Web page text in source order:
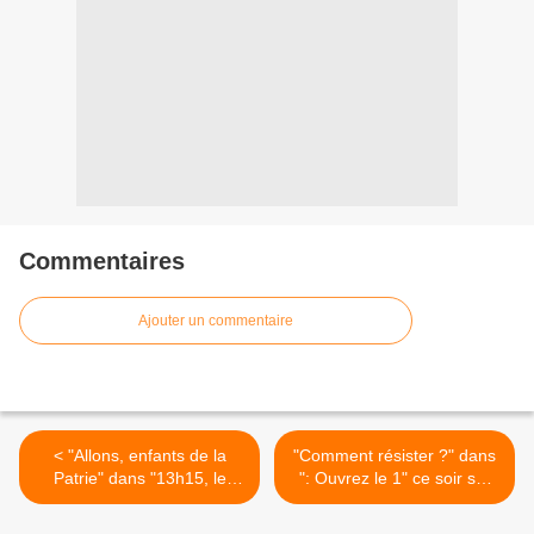
Commentaires
Ajouter un commentaire
< "Allons, enfants de la
Patrie" dans "13h15, le
dimanche" sur France 2
"Comment résister ?" dans
": Ouvrez le 1" ce soir sur
franceinfo >